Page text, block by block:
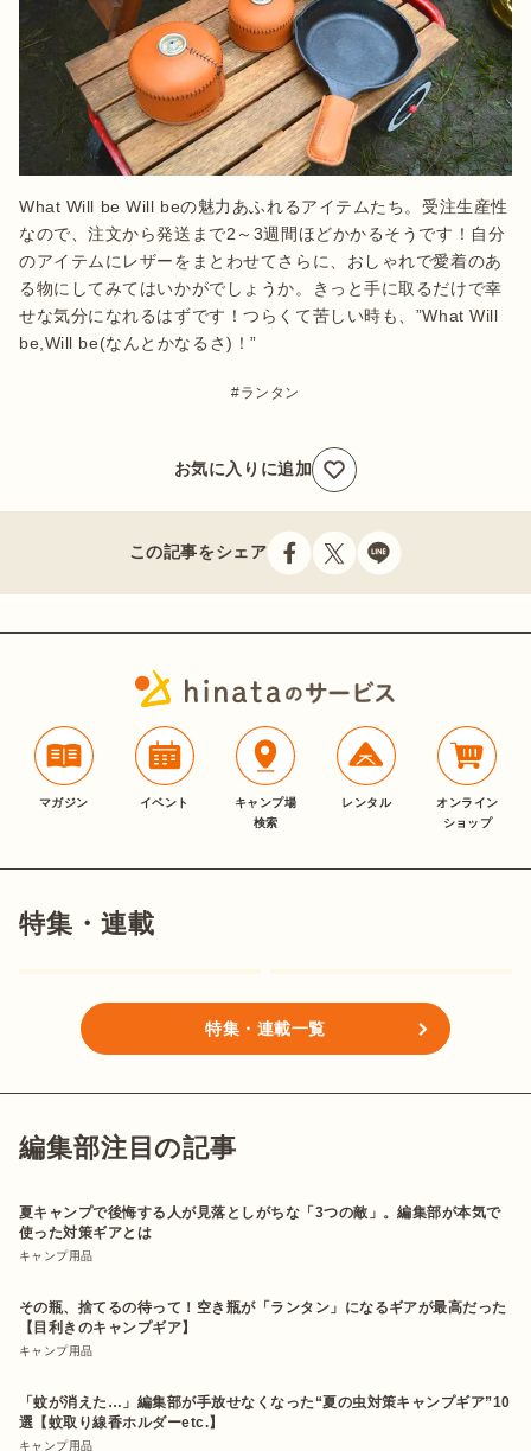
What Will be Will beの魅力あふれるアイテムたち。受注生産性
なので、注文から発送まで2～3週間ほどかかるそうです！自分
のアイテムにレザーをまとわせてさらに、おしゃれで愛着のあ
る物にしてみてはいかがでしょうか。きっと手に取るだけで幸
せな気分になれるはずです！つらくて苦しい時も、”What Will
be,Will be(なんとかなるさ)！”
ランタン
お気に入りに追加
この記事をシェア
マガジン イベント
キャンプ場
検索
レンタル
オンライン
ショップ
特集・連載
特集・連載一覧
編集部注目の記事
夏キャンプで後悔する人が見落としがちな「3つの敵」。編集部が本気で
使った対策ギアとは
キャンプ用品
その瓶、捨てるの待って！空き瓶が「ランタン」になるギアが最高だった
【目利きのキャンプギア】
キャンプ用品
「蚊が消えた…」編集部が手放せなくなった“夏の虫対策キャンプギア”10
選【蚊取り線香ホルダーetc.】
キャンプ用品